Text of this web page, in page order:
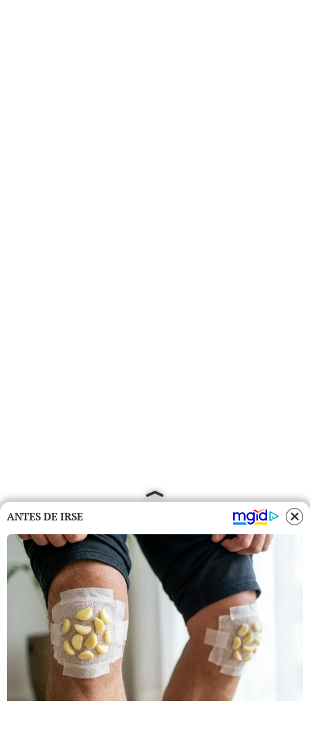
ANTES DE IRSE